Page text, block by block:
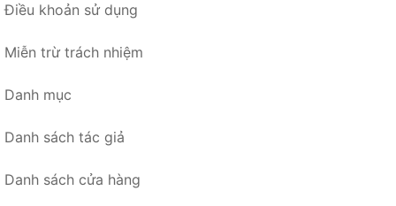
Điều khoản sử dụng
Miễn trừ trách nhiệm
Danh mục
Danh sách tác giả
Danh sách cửa hàng